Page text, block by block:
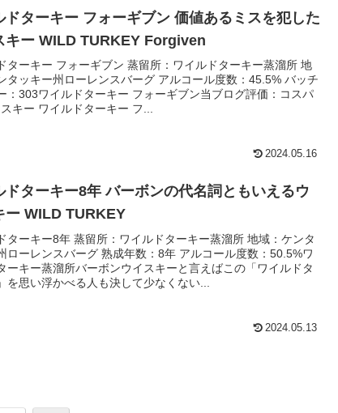
ドターキー フォーギブン 価値あるミスを犯した
キー WILD TURKEY Forgiven
ターキー フォーギブン 蒸留所：ワイルドターキー蒸溜所 地
タッキー州ローレンスバーグ アルコール度数：45.5% バッチ
：303ワイルドターキー フォーギブン当ブログ評価：コスパ
キー ワイルドターキー フ...
2024.05.16
ドターキー8年 バーボンの代名詞ともいえるウ
ー WILD TURKEY
ターキー8年 蒸留所：ワイルドターキー蒸溜所 地域：ケンタ
ローレンスバーグ 熟成年数：8年 アルコール度数：50.5%ワ
ーキー蒸溜所バーボンウイスキーと言えばこの「ワイルドタ
を思い浮かべる人も決して少なくない...
2024.05.13